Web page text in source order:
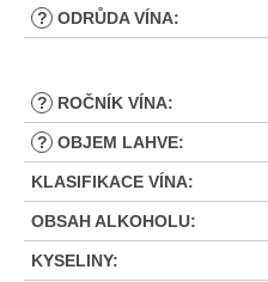
? ODRŮDA VÍNA:
? ROČNÍK VÍNA:
? OBJEM LAHVE:
KLASIFIKACE VÍNA:
OBSAH ALKOHOLU:
KYSELINY: